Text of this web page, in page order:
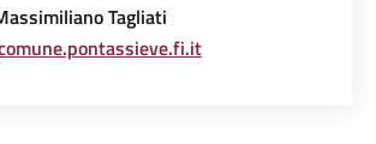
Tagliati